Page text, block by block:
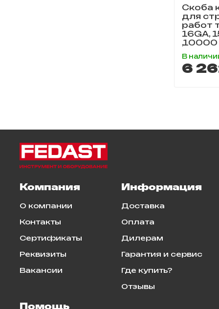
Скоба
для
работ
16GA,
,10000
В
6
Компания
О компании
Контакты
Сертификаты
Реквизиты
Вакансии
Информация
Доставка
Оплата
Дилерам
Гарантия и сервис
Где купить?
Отзывы
Помощь